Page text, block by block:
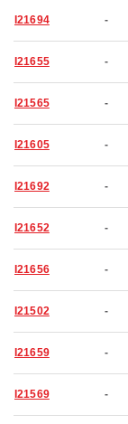
I21694 -
I21655 -
I21565 -
I21605 -
I21692 -
I21652 -
I21656 -
I21502 -
I21659 -
I21569 -